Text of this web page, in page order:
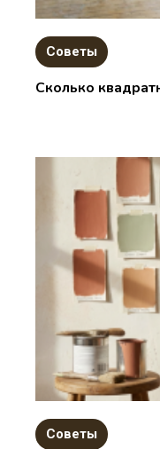
Советы
Сколько
Советы